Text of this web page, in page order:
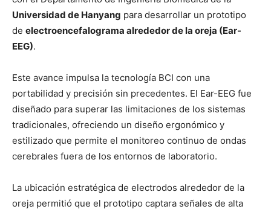
Universidad de Hanyang para desarrollar un prototipo
de electroencefalograma alrededor de la oreja (Ear-
EEG).
Este avance impulsa la tecnología BCI con una
portabilidad y precisión sin precedentes. El Ear-EEG fue
diseñado para superar las limitaciones de los sistemas
tradicionales, ofreciendo un diseño ergonómico y
estilizado que permite el monitoreo continuo de ondas
cerebrales fuera de los entornos de laboratorio.
La ubicación estratégica de electrodos alrededor de la
oreja permitió que el prototipo captara señales de alta